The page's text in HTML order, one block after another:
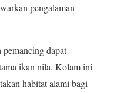
pengalaman
dapat
ikan nila. Kolam ini
habitat alami bagi